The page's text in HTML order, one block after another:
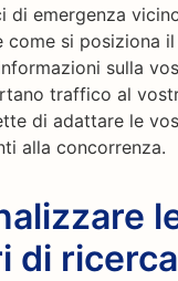
emergenza
si posiziona
sulla
traffico al
di adattare le
alla concorrenza.
di ricerca